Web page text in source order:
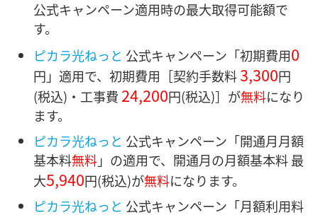
公式キャンペーン適用時の最大取得可能額で
す。
ピカラ光ねっと 公式キャンペーン「初期費用0
円」適用で、初期費用［契約手数料3,300円
(税込)・ 工事費 24,200円(税込)］ が無料になり
ます。
ピカラ光ねっと 公式キャンペーン「開通月月額
基本料無料」の適用で、開通月の月額基本料 最
大5,940円(税込)が無料になります。
ピカラ光ねっと 公式キャンペーン「月額利用料